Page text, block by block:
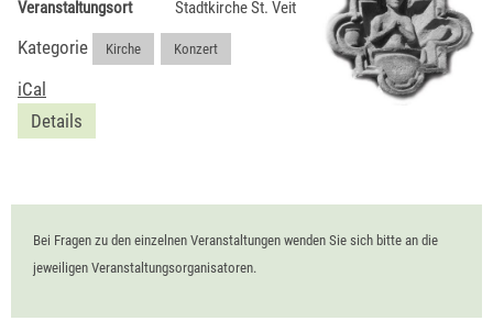
Veranstaltungsort
Stadtkirche St. Veit
Kategorie Kirche Konzert
iCal
Details
Bei Fragen zu den einzelnen Veranstaltungen wenden Sie sich bitte an die
jeweiligen Veranstaltungsorganisatoren.